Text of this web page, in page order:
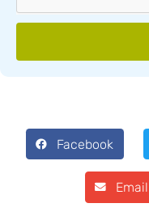
Facebook
Email